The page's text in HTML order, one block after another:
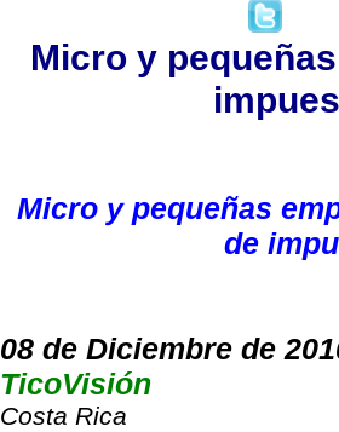
Micro y
Micro y pequeñas
de
08 de Diciembre de
TicoVisión
Costa Rica